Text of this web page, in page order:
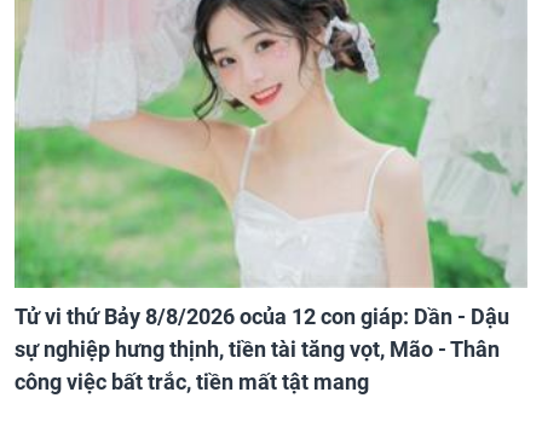
Tử vi thứ Bảy 8/8/2026 ocủa 12 con giáp: Dần - Dậu
sự nghiệp hưng thịnh, tiền tài tăng vọt, Mão - Thân
công việc bất trắc, tiền mất tật mang